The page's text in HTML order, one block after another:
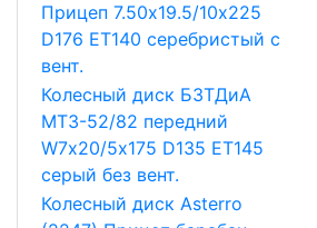
Прицеп 7.50х19.5/10х225
D176 ET140 серебристый с
вент.
Колесный диск БЗТДиА
МТЗ-52/82 передний
W7х20/5х175 D135 ET145
серый без вент.
Колесный диск Asterro